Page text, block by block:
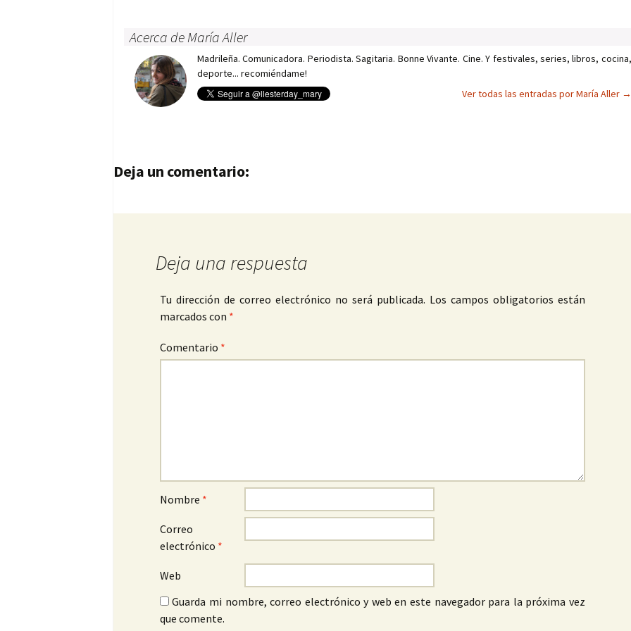
Acerca de María Aller
Madrileña. Comunicadora. Periodista. Sagitaria. Bonne Vivante. Cine. Y festivales, series, libros, cocina,
deporte... recomiéndame!
Ver todas las entradas por María Aller →
Navegación de entradas
Deja un comentario:
Deja una respuesta
Tu dirección de correo electrónico no será publicada. Los campos obligatorios están
marcados con *
Comentario *
Nombre *
Correo
electrónico *
Web
Guarda mi nombre, correo electrónico y web en este navegador para la próxima vez
que comente.